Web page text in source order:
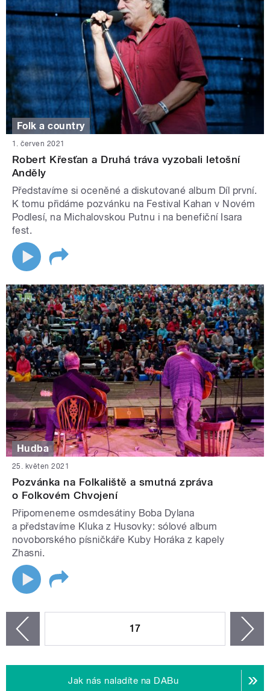
Folk a country
1. červen 2021
Robert Křesťan a Druhá tráva vyzobali letošní
Anděly
Představíme si oceněné a diskutované album Díl první.
K tomu přidáme pozvánku na Festival Kahan v Novém
Podlesí, na Michalovskou Putnu i na benefiční Isara
fest.
Hudba
25. květen 2021
Pozvánka na Folkaliště a smutná zpráva
o Folkovém Chvojení
Připomeneme osmdesátiny Boba Dylana
a představíme Kluka z Husovky: sólové album
novoborského písničkáře Kuby Horáka z kapely
Zhasni.
17
Jak nás naladíte na DABu